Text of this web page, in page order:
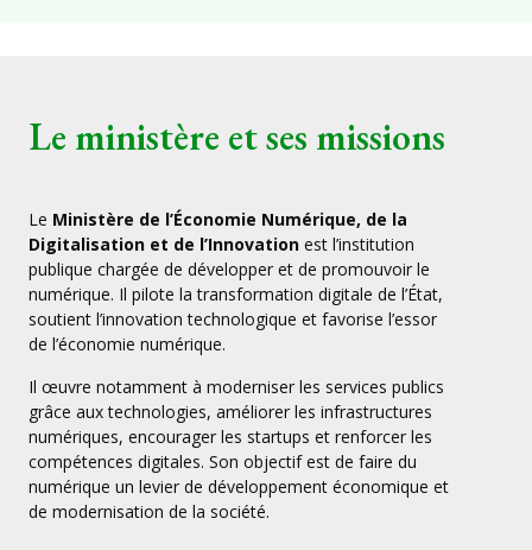
Le ministère et ses missions
Le Ministère de l’Économie Numérique, de la
Digitalisation et de l’Innovation est l’institution
publique chargée de développer et de promouvoir le
numérique. Il pilote la transformation digitale de l’État,
soutient l’innovation technologique et favorise l’essor
de l’économie numérique.
Il œuvre notamment à moderniser les services publics
grâce aux technologies, améliorer les infrastructures
numériques, encourager les startups et renforcer les
compétences digitales. Son objectif est de faire du
numérique un levier de développement économique et
de modernisation de la société.